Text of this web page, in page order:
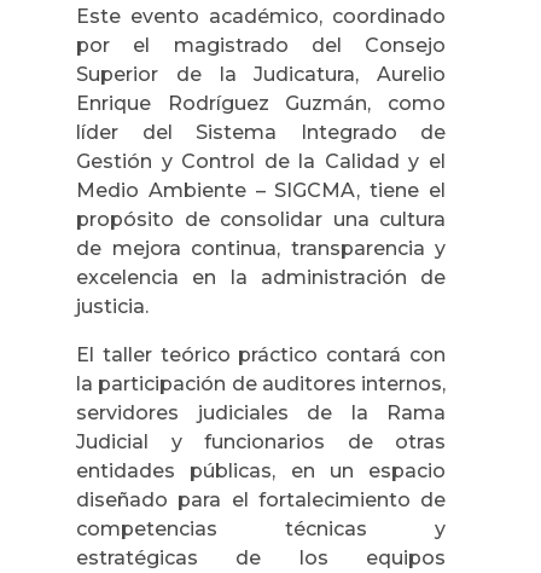
Este evento académico, coordinado
por el magistrado del Consejo
Superior de la Judicatura, Aurelio
Enrique Rodríguez Guzmán, como
líder del Sistema Integrado de
Gestión y Control de la Calidad y el
Medio Ambiente – SIGCMA, tiene el
propósito de consolidar una cultura
de mejora continua, transparencia y
excelencia en la administración de
justicia.
El taller teórico práctico contará con
la participación de auditores internos,
servidores judiciales de la Rama
Judicial y funcionarios de otras
entidades públicas, en un espacio
diseñado para el fortalecimiento de
competencias técnicas y
estratégicas de los equipos